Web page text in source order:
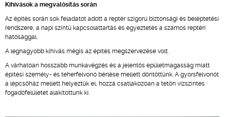
Kihívások a megvalósítás során
Az építés során sok feladatot adott a reptér szigorú biztonsági és beléptetési
rendszere, a napi szintű kapcsolattartás és egyeztetés a számos reptéri
hatósággal.
A legnagyobb kihívás mégis az építés megszervezése volt.
A várhatóan hosszabb munkavégzés és a jelentős épületmagasság miatt
építési személy- és teherfelvonó bérlése mellett döntöttünk. A gyorsfelvonót
a lépcsőház mellett helyeztük el, hozzá csatlakozóan a tetőn vízszintes
fogadófelületet alakítottunk ki.